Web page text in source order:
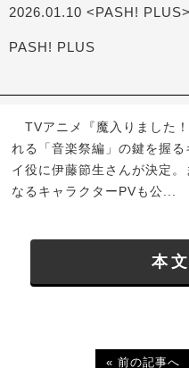
2026.01.10 <PASH! PLUS>
PASH! PLUS
TVアニメ『魔入りました
れる「音楽祭編」の鍵を握
イ役に伊藤節生さんが決定
なるキャラクターPVも公...
本
« 前の記事へ